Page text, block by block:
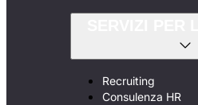
Recruiting
Consulenza HR